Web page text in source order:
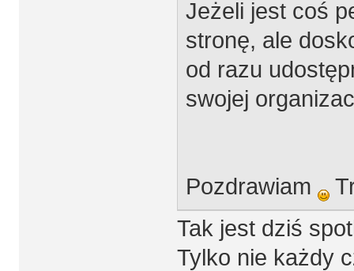
Jeżeli jest coś
stronę, ale
od razu
swojej
Pozdrawiam
Tak jest dziś
Tylko nie każdy